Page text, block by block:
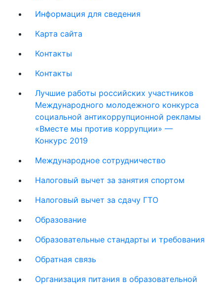
Информация для сведения
Карта сайта
Контакты
Контакты
Лучшие работы российских участников
Международного молодежного конкурса
социальной антикоррупционной рекламы
«Вместе мы против коррупции» —
Конкурс 2019
Международное сотрудничество
Налоговый вычет за занятия спортом
Налоговый вычет за сдачу ГТО
Образование
Образовательные стандарты и требования
Обратная связь
Организация питания в образовательной